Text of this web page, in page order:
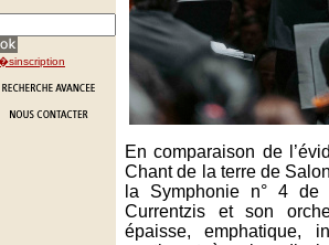
En comparaison de
Chant de la terre de
la Symphonie n° 4 de
Currentzis et son
épaisse, emphatique,